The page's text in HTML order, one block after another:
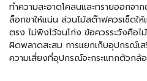
ทำความสะอาดโคลนและทรายออกจ
ล็อกขาให้แน่น ส่วนไม้สต๊าฟควรเช็ดใ
ตรง ไม่พิงไว้จนโก่ง ข้อควรระวังคือ
ผิดพลาดสะสม การแยกเก็บอุปกรณ์
ความเสี่ยงที่อุปกรณ์จะกระแทกตัวกล้